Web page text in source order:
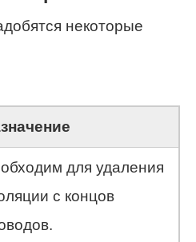
некоторые
для удаления
с концов